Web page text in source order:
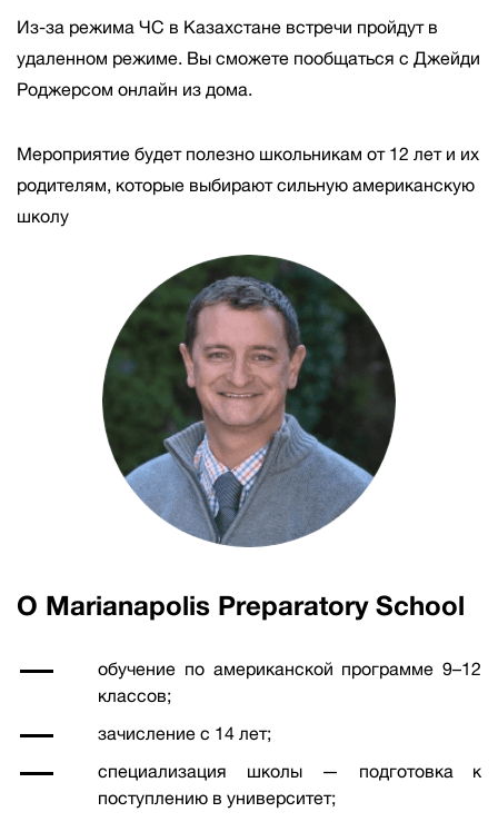
Из-за режима ЧС в Казахстане встречи пройдут в
удаленном режиме. Вы сможете пообщаться с Джейди
Роджерсом онлайн из дома.
Мероприятие будет полезно школьникам от 12 лет и их
родителям, которые выбирают сильную американскую
школу
О Marianapolis Preparatory School
обучение по американской программе 9–12
классов;
зачисление с 14 лет;
специализация школы — подготовка к
поступлению в университет;